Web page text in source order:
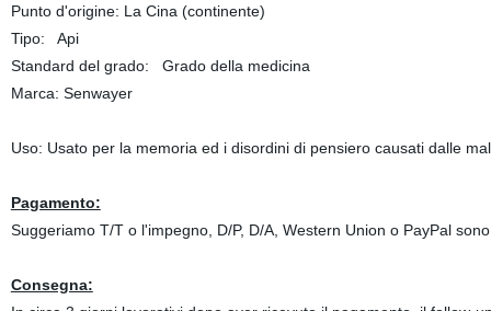
Punto d'origine: La Cina (continente)
Tipo: Api
Standard del grado: Grado della medicina
Marca: Senwayer
Uso: Usato per la memoria ed i disordini di pensiero causati dalle
Pagamento:
Suggeriamo T/T o l'impegno, D/P, D/A, Western Union o PayPal
Consegna: